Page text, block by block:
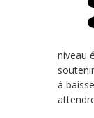
niveau
à